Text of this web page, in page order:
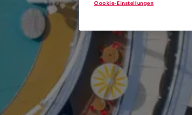
Cookie-Einstellungen